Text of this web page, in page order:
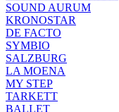
SOUND AURUM
KRONOSTAR
DE FACTO
SYMBIO
SALZBURG
LA MOENA
MY STEP
TARKETT
BALLET